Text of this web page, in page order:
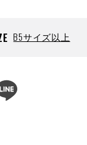
B5サイズ以上